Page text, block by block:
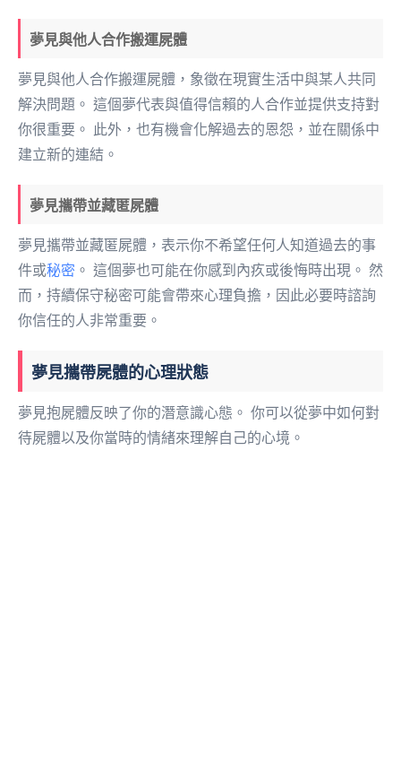
夢見與他人合作搬運屍體
夢見與他人合作搬運屍體，象徵在現實生活中與某人共同
解決問題。 這個夢代表與值得信賴的人合作並提供支持對
你很重要。 此外，也有機會化解過去的恩怨，並在關係中
建立新的連結。
夢見攜帶並藏匿屍體
夢見攜帶並藏匿屍體，表示你不希望任何人知道過去的事
件或秘密 。 這個夢也可能在你感到內疚或後悔時出現。 然
而，持續保守秘密可能會帶來心理負擔，因此必要時諮詢
你信任的人非常重要。
夢見攜帶屍體的心理狀態
夢見抱屍體反映了你的潛意識心態。 你可以從夢中如何對
待屍體以及你當時的情緒來理解自己的心境。